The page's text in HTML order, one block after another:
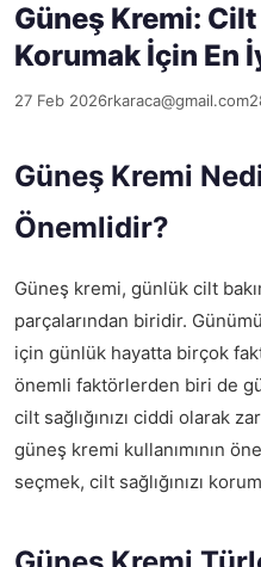
Güneş Kremi: Cilt
Korumak İçin En
27 Feb 2026rkaraca@gmail.com
Güneş Kremi
Önemlidir?
Güneş kremi, günlük cilt
parçalarından biridir.
için günlük hayatta birçok
önemli faktörlerden biri de
cilt sağlığınızı ciddi olarak
güneş kremi kullanımının
seçmek, cilt sağlığınızı